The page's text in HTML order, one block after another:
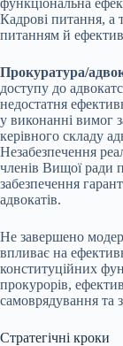
функціональна
Кадрові питання, а
питанням й
Прокуратура/
доступу до
недостатня
у виконанні вимог
керівного складу
Незабезпечення
членів Вищої ради
забезпечення
адвокатів.
Не завершено
впливає на
конституційних
прокурорів,
самоврядування та
Стратегічні кроки